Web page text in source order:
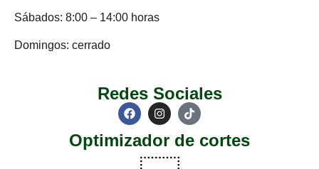
Sábados: 8:00 – 14:00 horas
Domingos: cerrado
Redes Sociales
Optimizador de cortes